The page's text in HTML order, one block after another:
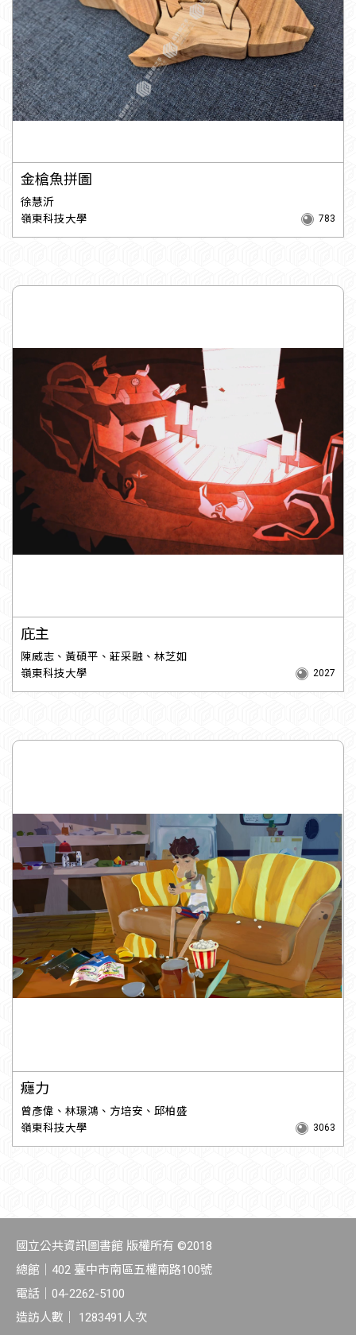
金槍魚拼圖
徐慧沂
嶺東科技大學
783
庇主
陳威志、黃碩平、莊采融、林芝如
嶺東科技大學
2027
癮力
曾彥偉、林璟鴻、方培安、邱柏盛
嶺東科技大學
3063
國立公共資訊圖書館 版權所有 ©2018
總館｜ 402 臺中市南區五權南路100號
電話｜ 04-2262-5100
造訪人數｜ 1283491 人次